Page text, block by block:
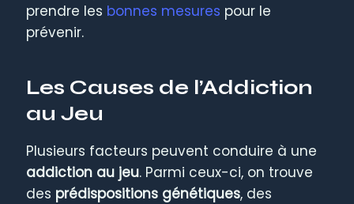
prendre les bonnes mesures pour le
prévenir.
Les Causes de l’Addiction
au Jeu
Plusieurs facteurs peuvent conduire à une
addiction au jeu. Parmi ceux-ci, on trouve
des prédispositions génétiques, des